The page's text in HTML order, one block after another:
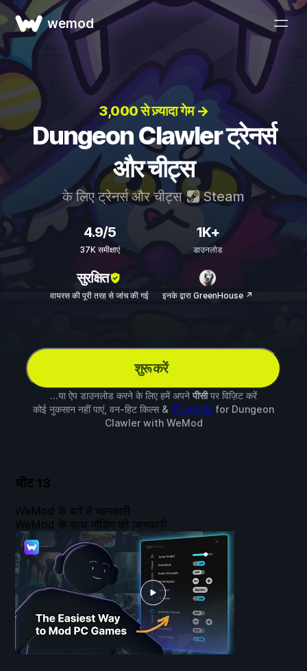
wemod
3,000 से ज़्यादा गेम →
Dungeon Clawler ट्रेनर्स
और चीट्स
के लिए ट्रेनर्स और चीट्स Steam
4.9/5
37K समीक्षाएं
1K+
डाउनलोड
सुरक्षित
वायरस की पूरी तरह से जांच की गई इनके द्वारा GreenHouse ↗
शुरू करें
...या ऐप डाउनलोड करने के लिए हमें अपने पीसीपर विज़िट करें
कोई नुकसान नहीं पाएं, वन-हिट किल्स & 11 अन्य मॉडfor Dungeon
Clawlerwith WeMod
चीट 13
WeMod के बारे में जानकारी
WeMod के साथ मॉडिंग की जानकारी